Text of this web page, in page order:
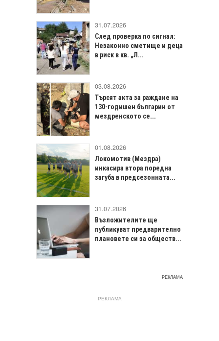
31.07.2026
След проверка по сигнал:
Незаконно сметище и деца
в риск в кв. „Л...
03.08.2026
Търсят акта за раждане на
130-годишен българин от
мездренското се...
01.08.2026
Локомотив (Мездра)
инкасира втора поредна
загуба в предсезонната...
31.07.2026
Възложителите ще
публикуват предварително
плановете си за обществ...
РЕКЛАМА
РЕКЛАМА